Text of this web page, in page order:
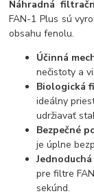
Náhradná
FAN-1 Plus sú
obsahu fenolu.
Účinná
nečistoty a
Biologická
ideálny
udržiavať
Bezpečné
je úplne
pre filtre
sekúnd.